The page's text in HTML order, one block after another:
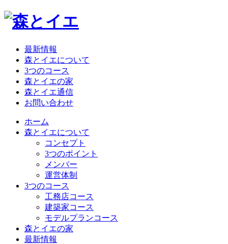
最新情報
森とイエについて
3つのコース
森とイエの家
森とイエ通信
お問い合わせ
ホーム
森とイエについて
コンセプト
3つのポイント
メンバー
運営体制
3つのコース
工務店コース
建築家コース
モデルプランコース
森とイエの家
最新情報